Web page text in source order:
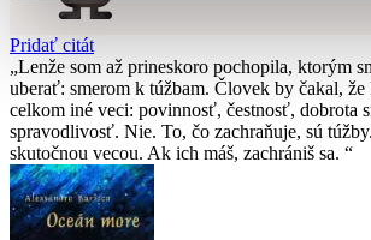
Pridať citát
Lenže som až prineskoro pochopila, ktorým
uberať: smerom k túžbam. Človek by čakal,
celkom iné veci: povinnosť, čestnosť, dobrota
spravodlivosť. Nie. To, čo zachraňuje, sú
skutočnou vecou. Ak ich máš, zachrániš sa.